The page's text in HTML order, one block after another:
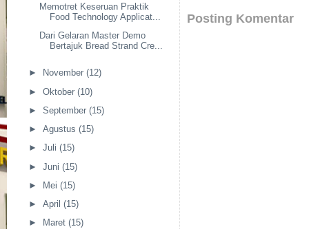
Memotret Keseruan Praktik
Food Technology Applicat...
Dari Gelaran Master Demo
Bertajuk Bread Strand Cre...
► November (12)
► Oktober (10)
► September (15)
► Agustus (15)
► Juli (15)
► Juni (15)
►
Mei (15)
► April (15)
►
Maret (15)
Posting Komentar